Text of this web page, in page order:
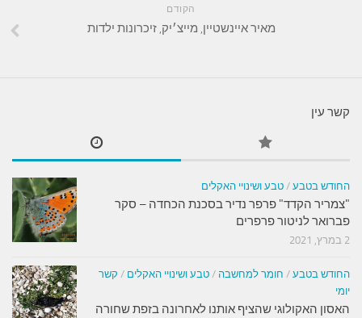
הקודם
מאיר איינשטיין, מייצ׳יק, זיכרונות ילדות
קשר עין
החודש בטבע / טבע ושינויי האקלים
"צמריר הקדד" פרפר נדיר בסכנת הכחדה – סקר
פברואר לניטור פרפרים
2 במרץ, 2021
החודש בטבע / חומר למחשבה / טבע ושינויי האקלים / קשר
יומי
האסון האקולוגי שהציף אותנו לאחרונה בזפת שחורה